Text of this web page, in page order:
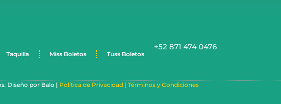
Taquilla Miss Boletos Tuss Boletos
+52 871 474 0476
Diseño por Balo | Política de Privacidad | Términos y Condiciones